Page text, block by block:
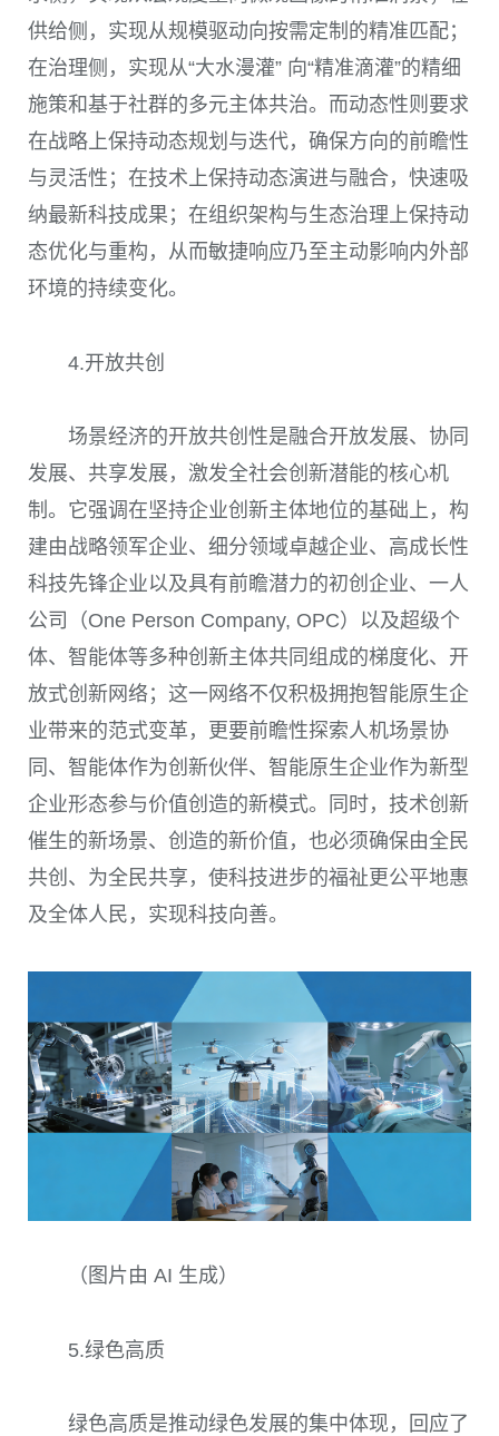
供给侧，实现从规模驱动向按需定制的精准匹配；
在治理侧，实现从“大水漫灌” 向“精准滴灌”的精细
施策和基于社群的多元主体共治。而动态性则要求
在战略上保持动态规划与迭代，确保方向的前瞻性
与灵活性；在技术上保持动态演进与融合，快速吸
纳最新科技成果；在组织架构与生态治理上保持动
态优化与重构，从而敏捷响应乃至主动影响内外部
环境的持续变化。
4.开放共创
场景经济的开放共创性是融合开放发展、协同
发展、共享发展，激发全社会创新潜能的核心机
制。它强调在坚持企业创新主体地位的基础上，构
建由战略领军企业、细分领域卓越企业、高成长性
科技先锋企业以及具有前瞻潜力的初创企业、一人
公司（One Person Company, OPC）以及超级个
体、智能体等多种创新主体共同组成的梯度化、开
放式创新网络；这一网络不仅积极拥抱智能原生企
业带来的范式变革，更要前瞻性探索人机场景协
同、智能体作为创新伙伴、智能原生企业作为新型
企业形态参与价值创造的新模式。同时，技术创新
催生的新场景、创造的新价值，也必须确保由全民
共创、为全民共享，使科技进步的福祉更公平地惠
及全体人民，实现科技向善。
（图片由 AI 生成）
5.绿色高质
绿色高质是推动绿色发展的集中体现，回应了